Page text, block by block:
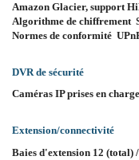
Amazon Glacier, support
Algorithme de chiffrement
Normes de conformité
DVR de sécurité
Caméras IP prises en
Extension/connectivité
Baies d'extension 12 (total)